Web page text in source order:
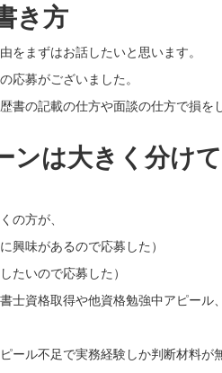
き方
をまずはお話したいと思います。
応募がございました。
書の記載の仕方や面談の仕方で損を
ンは大きく分け
の方が、
興味があるので応募した）
たいので応募した）
士資格取得や他資格勉強中アピール
ル不足で実務経験しか判断材料が